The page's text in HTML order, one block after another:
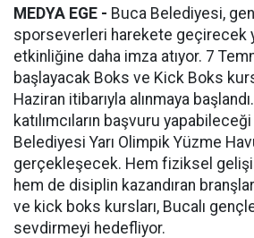
MEDYA EGE - Buca Belediyesi,
sporseverleri harekete geçirecek
etkinliğine daha imza atıyor. 7
başlayacak Boks ve Kick Boks
Haziran itibarıyla alınmaya
katılımcıların başvuru
Belediyesi Yarı Olimpik Yüzme
gerçekleşecek. Hem fiziksel
hem de disiplin kazandıran
ve kick boks kursları, Bucalı
sevdirmeyi hedefliyor.